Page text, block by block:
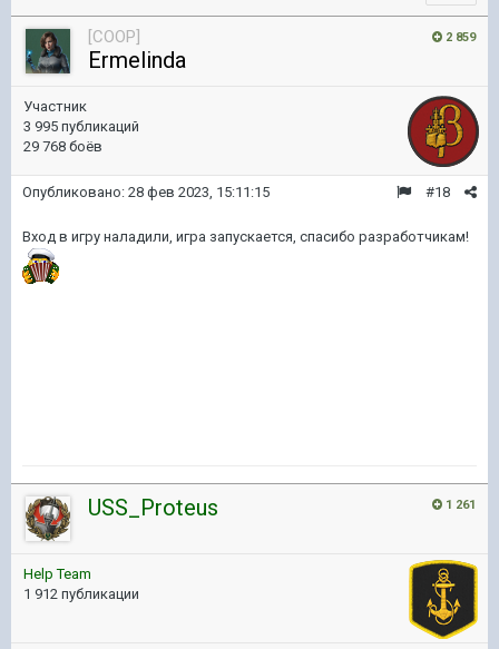
2 859
[COOP]
Ermelinda
Участник
3 995 публикаций
29 768 боёв
#18
Опубликовано: 28 фев 2023, 15:11:15
Вход в игру наладили, игра запускается, спасибо разработчикам!
1 261
USS_Proteus
Help Team
1 912 публикации